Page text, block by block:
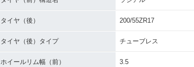
タイヤ（後） 200/55ZR17
タイヤ（後）タイプ チューブレス
ホイールリム幅（前） 3.5